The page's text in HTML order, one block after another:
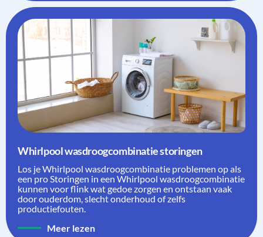
Whirlpool wasdroogcombinatie storingen
Los je Whirlpool wasdroogcombinatie problemen op als
een pro Storingen in een Whirlpool wasdroogcombinatie
kunnen voor flink wat gedoe zorgen en ontstaan vaak
door ouderdom, slecht onderhoud of zelfs
productiefouten.
Meer lezen